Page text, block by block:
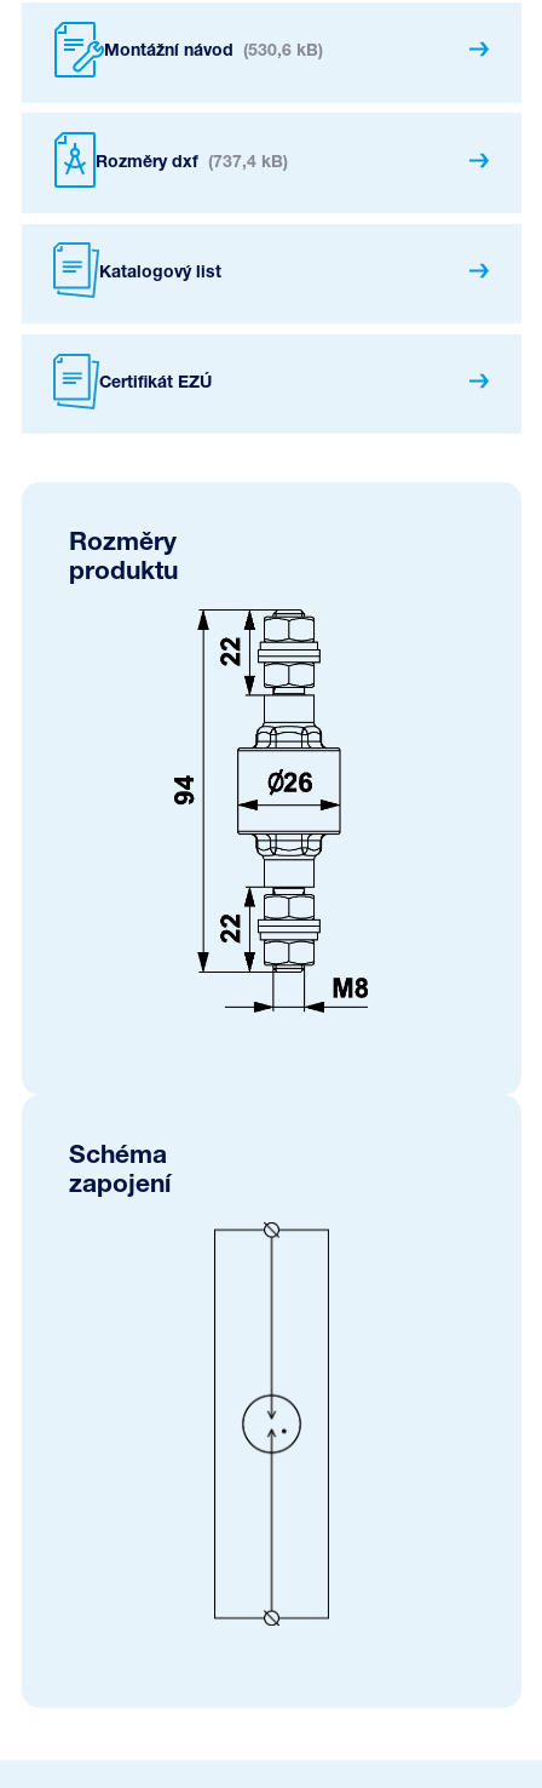
Montážní návod (530,6 kB)
Rozměry dxf (737,4 kB)
Katalogový list
Certifikát EZÚ
Rozměry
produktu
Schéma
zapojení